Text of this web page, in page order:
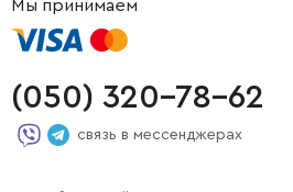
Мы принимаем
(050) 320-78-62
связь в мессенджерах